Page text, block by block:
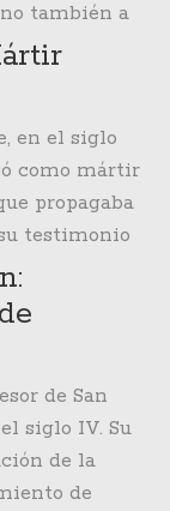
también a
las figuras
Su
la
a la
nación.
en el siglo
como mártir
propagaba
testimonio
lucha y el
soportado
mundo.
los creyentes
de San
siglo IV. Su
de la
de